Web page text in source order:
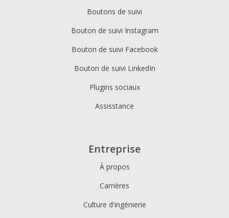
Boutons de suivi
Bouton de suivi Instagram
Bouton de suivi Facebook
Bouton de suivi LinkedIn
Plugins sociaux
Assisstance
Entreprise
À propos
Carrières
Culture d'ingénierie